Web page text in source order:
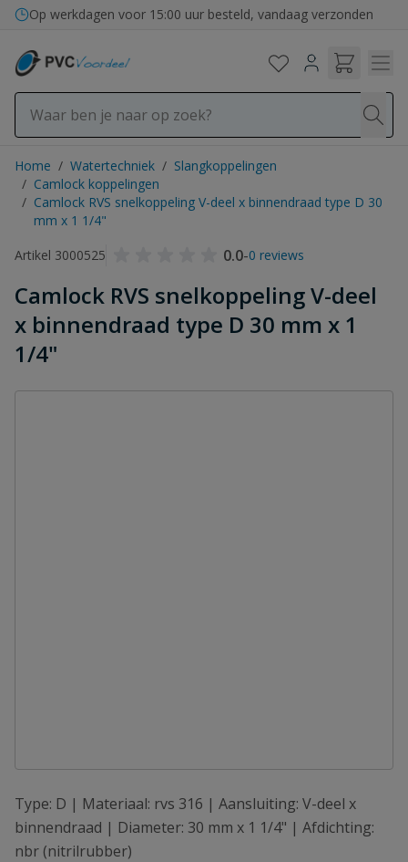
Ga naar de inhoud
Op werkdagen voor 15:00 uur besteld, vandaag verzonden
Home / Watertechniek / Slangkoppelingen
/ Camlock koppelingen
/ Camlock RVS snelkoppeling V-deel x binnendraad type D 30
mm x 1 1/4"
Artikel 3000525
0.0-0 reviews
Camlock RVS snelkoppeling V-deel
x binnendraad type D 30 mm x 1
1/4"
Type: D | Materiaal: rvs 316 | Aansluiting: V-deel x
binnendraad | Diameter: 30 mm x 1 1/4" | Afdichting:
nbr (nitrilrubber)